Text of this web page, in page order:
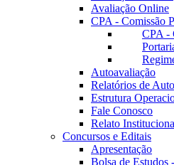
Avaliação Online
CPA - Comissão
CPA -
Autoavaliação
Relatórios de
Estrutura
Fale Conosco
Relato
Concursos e Editais
Apresentação
Bolsa de Estudos